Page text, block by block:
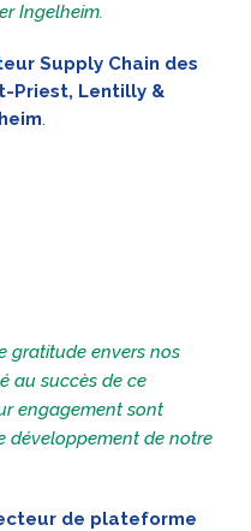
Ingelheim.
Supply Chain des
Priest, Lentilly &
.
gratitude envers nos
au succès de ce
engagement sont
développement de notre
de plateforme